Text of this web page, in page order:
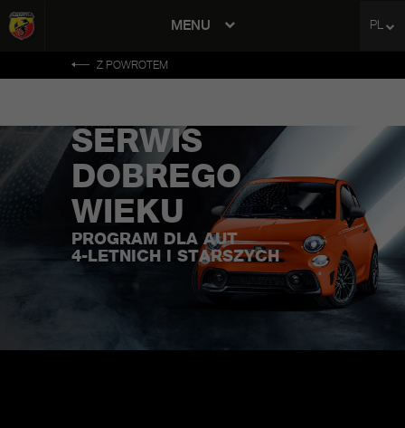
MENU PL
Z POWROTEM
SERWIS
DOBREGO
WIEKU
PROGRAM DLA AUT
4-LETNICH I STARSZYCH